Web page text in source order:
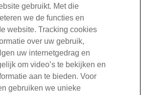
doe ik bij Ontslag?
het wezenpensioen dat u opbouwde
en verlengde risicodekking
van 08:30 tot 17:00 uur
gebruikt. Met die
we de functies en
website. Tracking cookies
over uw gebruik,
uw internetgedrag en
om video’s te bekijken en
aan te bieden. Voor
gebruiken we unieke